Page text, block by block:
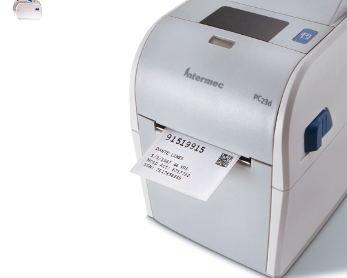
กำลังเติบโต
ขั้นตอนการทำงานของ
WMS ตั้งแต่รับสินค้า จัด
เก็บ หยิบ แพ็ก จนถึงจัดส่ง
Barcode, RFID และ
Mobile Computer ช่วยให้
ระบบ WMS แม่นยำขึ้น
WMS สำหรับธุรกิจ 3PL,
ค้าส่ง และ E-Commerce:
ลดการหยิบผิด เพิ่ม
ความเร็วในการจัดส่ง
แนะนำ Checklist ก่อน
เลือกระบบ WMS: ธุรกิจ
ควรเตรียมข้อมูลอะไรบ้าง
ก่อนเริ่มติดตั้ง